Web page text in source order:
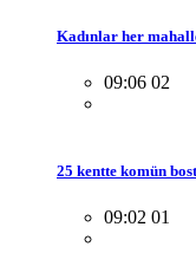
Kadınlar her
09:06 02
25 kentte komün
09:02 01